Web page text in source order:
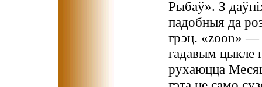
Рыбаў». З
падобныя да
грэц. «zoon» —
гадавым цыкле
рухаюцца